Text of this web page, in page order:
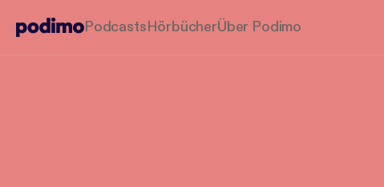
PodcastsHörbücherÜber Podimo